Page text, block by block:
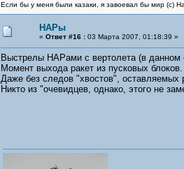
Если бы у меня были казаки, я завоевал бы мир (с)
НАРы
« Ответ #16 :03 Марта 2007, 01:18:39 »
Выстрелы НАРами с вертолета (в данном
Момент выхода ракет из пусковых блоков.
Даже без следов "хвостов", оставляемых
Никто из "очевидцев, однако, этого не